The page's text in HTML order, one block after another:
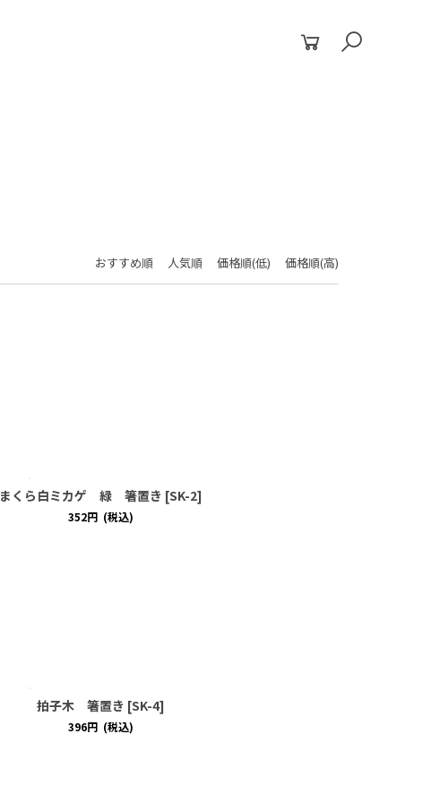
おすすめ順 人気順 価格順(低) 価格順(高)
閉じる
まくら白ミカゲ 緑 箸置き [SK-2]
352円 (税込)
拍子木 箸置き [SK-4]
396円 (税込)